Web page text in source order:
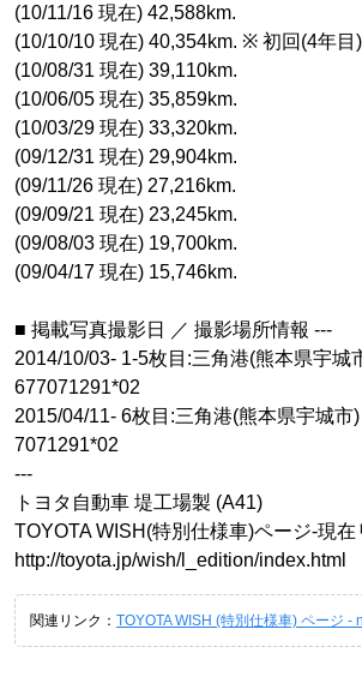
(10/11/16 現在) 42,588km.
(10/10/10 現在) 40,354km. ※ 初回(4年目
(10/08/31 現在) 39,110km.
(10/06/05 現在) 35,859km.
(10/03/29 現在) 33,320km.
(09/12/31 現在) 29,904km.
(09/11/26 現在) 27,216km.
(09/09/21 現在) 23,245km.
(09/08/03 現在) 19,700km.
(09/04/17 現在) 15,746km.
■ 掲載写真撮影日 ／ 撮影場所情報 ---
2014/10/03- 1-5枚目:三角港(熊本県宇城
677071291*02
2015/04/11- 6枚目:三角港(熊本県宇城市
7071291*02
---
トヨタ自動車 堤工場製 (A41)
TOYOTA WISH(特別仕様車)ページ-現
http://toyota.jp/wish/l_edition/index.html
関連リンク： TOYOTA WISH (特別仕様車) ページ -